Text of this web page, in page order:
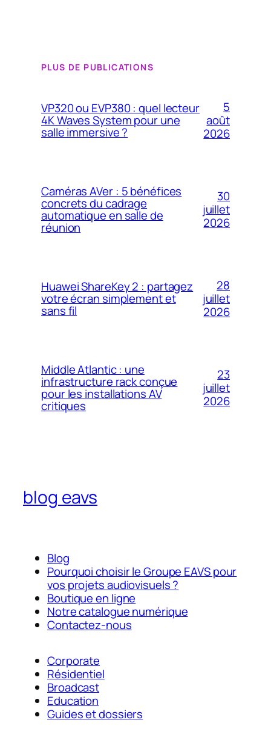
PLUS DE PUBLICATIONS
VP320 ou EVP380 : quel lecteur
4K Waves System pour une
salle immersive ?
5
août
2026
Caméras AVer : 5 bénéfices
concrets du cadrage
automatique en salle de
réunion
30
juillet
2026
Huawei ShareKey 2 : partagez
votre écran simplement et
sans fil
28
juillet
2026
Middle Atlantic : une
infrastructure rack conçue
pour les installations AV
critiques
23
juillet
2026
blog eavs
Blog
Pourquoi choisir le Groupe EAVS pour
vos projets audiovisuels ?
Boutique en ligne
Notre catalogue numérique
Contactez-nous
Corporate
Résidentiel
Broadcast
Education
Guides et dossiers